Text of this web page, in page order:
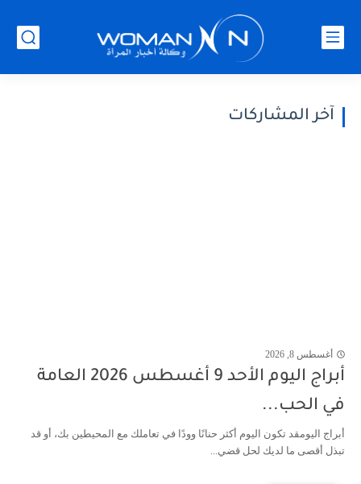
آخر المشاركات
أغسطس 8, 2026
أبراج اليوم الأحد 9 أغسطس 2026 العامة
في الحب...
أبراج اليومقد تكون اليوم أكثر حنانًا وودًا في تعاملك مع المحيطين بك، أو قد
تبذل أقصى ما لديك لحل قضي...